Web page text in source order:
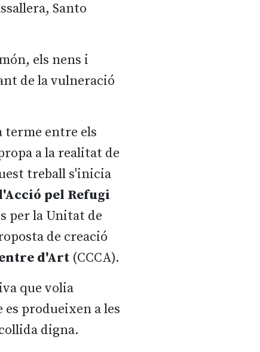
Santo
els nens i
de la vulneració
terme entre els
a la realitat de
treball s'inicia
pel Refugi
per la Unitat de
de creació
d'Art (CCCA).
que volia
produeixen a les
digna.